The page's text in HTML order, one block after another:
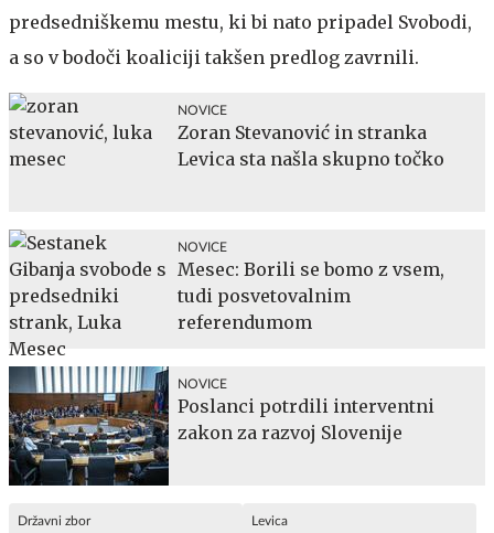
predsedniškemu mestu, ki bi nato pripadel Svobodi,
a so v bodoči koaliciji takšen predlog zavrnili.
NOVICE
Zoran Stevanović in stranka
Levica sta našla skupno točko
NOVICE
Mesec: Borili se bomo z vsem,
tudi posvetovalnim
referendumom
NOVICE
Poslanci potrdili interventni
zakon za razvoj Slovenije
Državni zbor Levica